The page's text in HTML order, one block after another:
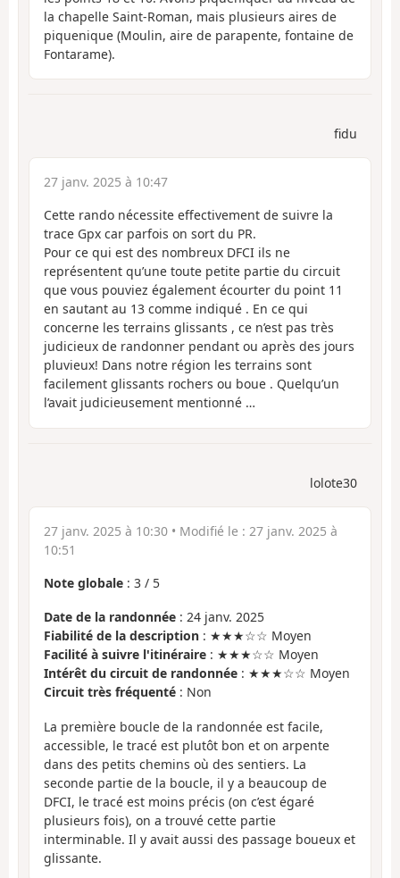
la chapelle Saint-Roman, mais plusieurs aires de
piquenique (Moulin, aire de parapente, fontaine de
Fontarame).
fidu
27 janv. 2025 à 10:47
Cette rando nécessite effectivement de suivre la
trace Gpx car parfois on sort du PR.
Pour ce qui est des nombreux DFCI ils ne
représentent qu’une toute petite partie du circuit
que vous pouviez également écourter du point 11
en sautant au 13 comme indiqué . En ce qui
concerne les terrains glissants , ce n’est pas très
judicieux de randonner pendant ou après des jours
pluvieux! Dans notre région les terrains sont
facilement glissants rochers ou boue . Quelqu’un
l’avait judicieusement mentionné …
lolote30
27 janv. 2025 à 10:30 • Modifié le : 27 janv. 2025 à
10:51
Note globale : 3 / 5
Date de la randonnée : 24 janv. 2025
Fiabilité de la description : ★★★☆☆ Moyen
Facilité à suivre l'itinéraire : ★★★☆☆ Moyen
Intérêt du circuit de randonnée : ★★★☆☆ Moyen
Circuit très fréquenté : Non
La première boucle de la randonnée est facile,
accessible, le tracé est plutôt bon et on arpente
dans des petits chemins où des sentiers. La
seconde partie de la boucle, il y a beaucoup de
DFCI, le tracé est moins précis (on c’est égaré
plusieurs fois), on a trouvé cette partie
interminable. Il y avait aussi des passage boueux et
glissante.